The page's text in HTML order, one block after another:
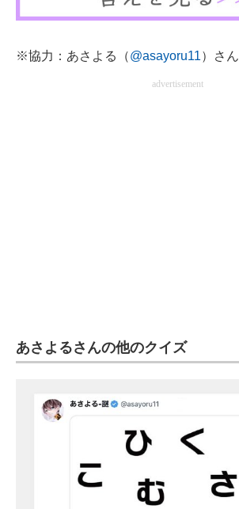
※協力：あさよる（@asayoru11）さん
advertisement
あさよるさんの他のクイズ